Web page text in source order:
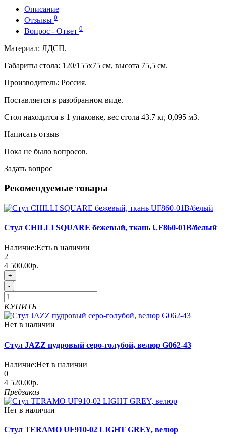
Описание
Отзывы 0
Вопрос - Ответ 0
Материал: ЛДСП.
Габариты стола: 120/155х75 см, высота 75,5 см.
Производитель: Россия.
Поставляется в разобранном виде.
Стол находится в 1 упаковке, вес стола 43.7 кг, 0,095 м3.
Написать отзыв
Пока не было вопросов.
Задать вопрос
Рекомендуемые товары
Стул CHILLI SQUARE бежевый, ткань UF860-01B/белый
Наличие:Есть в наличии
2
4 500.00р.
+
-
КУПИТЬ
Нет в наличии
Стул JAZZ пудровый серо-голубой, велюр G062-43
Наличие:Нет в наличии
0
4 520.00р.
Предзаказ
Нет в наличии
Стул TERAMO UF910-02 LIGHT GREY, велюр